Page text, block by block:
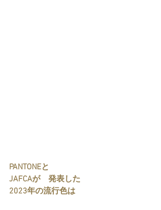
PANTONEと
JAFCAが　発表した
2023年の流行色は